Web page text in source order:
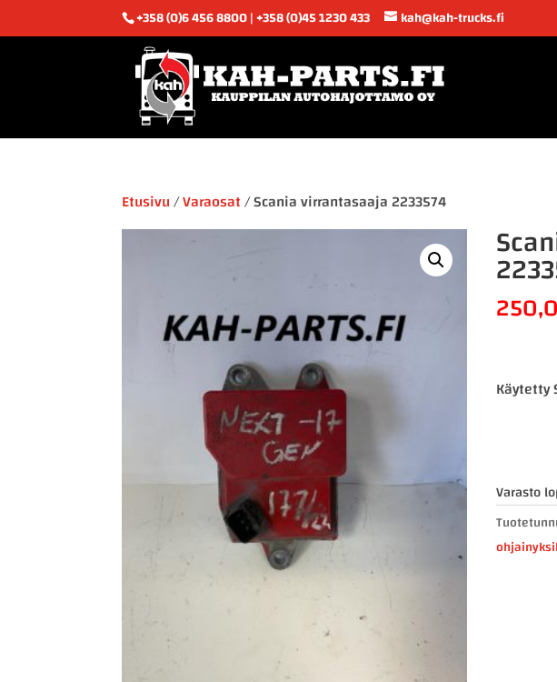
+358 (0)6 456 8800 | +358 (0)45 1230 433 kah@kah-trucks.fi
Etusivu/Varaosat/ Scania virrantasaaja 2233574
Käytetty
Varasto